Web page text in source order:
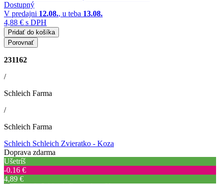
Dostupný
V predajni 12.08., u teba 13.08.
4,88 € s DPH
Pridať do košíka
Porovnať
231162
/
Schleich Farma
/
Schleich Farma
Schleich Schleich Zvieratko - Koza
Doprava zdarma
Ušetríš
‐0.16 €
4,89 €